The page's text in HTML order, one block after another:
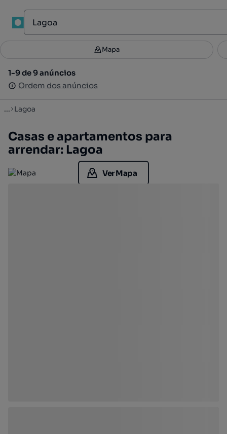
Filtros 2
1-9 de 9 anúncios
Ordem dos anúncios
Mapa
1-9 de 9 anúncios
Ordem dos anúncios
... Lagoa
Casas e apartamentos para
arrendar: Lagoa
Ver Mapa